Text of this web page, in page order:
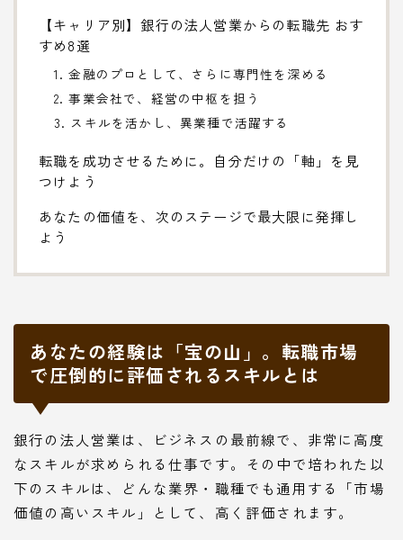
【キャリア別】銀行の法人営業からの転職先 おす
すめ8選
1. 金融のプロとして、さらに専門性を深める
2. 事業会社で、経営の中枢を担う
3. スキルを活かし、異業種で活躍する
転職を成功させるために。自分だけの「軸」を見
つけよう
あなたの価値を、次のステージで最大限に発揮し
よう
あなたの経験は「宝の山」。転職市場
で圧倒的に評価されるスキルとは
銀行の法人営業は、ビジネスの最前線で、非常に高度
なスキルが求められる仕事です。その中で培われた以
下のスキルは、どんな業界・職種でも通用する「市場
価値の高いスキル」として、高く評価されます。